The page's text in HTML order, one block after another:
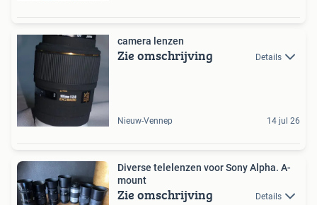
camera lenzen
Zie omschrijving Details
Nieuw-Vennep 14 jul 26
Diverse telelenzen voor Sony Alpha. A-
mount
Zie omschrijving Details